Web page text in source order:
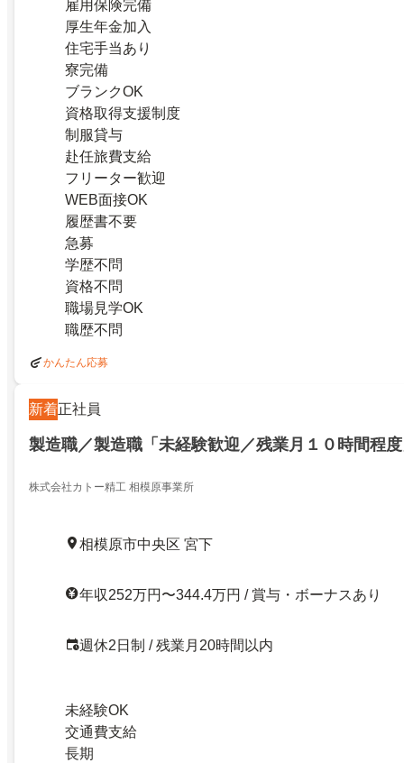
雇用保険完備
厚生年金加入
住宅手当あり
寮完備
ブランクOK
資格取得支援制度
制服貸与
赴任旅費支給
フリーター歓迎
WEB面接OK
履歴書不要
急募
学歴不問
資格不問
職場見学OK
職歴不問
かんたん応募
新着正社員
製造職／製造職「未経験歓迎／残業月１０時間程
株式会社カトー精工 相模原事業所
相模原市中央区 宮下
年収252万円〜344.4万円 / 賞与・ボーナスあり
週休2日制 / 残業月20時間以内
未経験OK
交通費支給
長期